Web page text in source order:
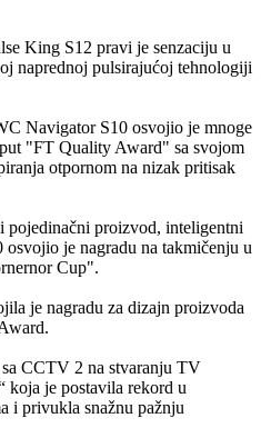
King S12 pravi je senzaciju u
naprednoj pulsirajućoj tehnologiji
Navigator S10 osvojio je mnoge
"FT Quality Award" sa svojom
otpornom na nizak pritisak
pojedinačni proizvod, inteligentni
osvojio je nagradu na takmičenju u
Cup".
je nagradu za dizajn proizvoda
CCTV 2 na stvaranju TV
koja je postavila rekord u
i privukla snažnu pažnju